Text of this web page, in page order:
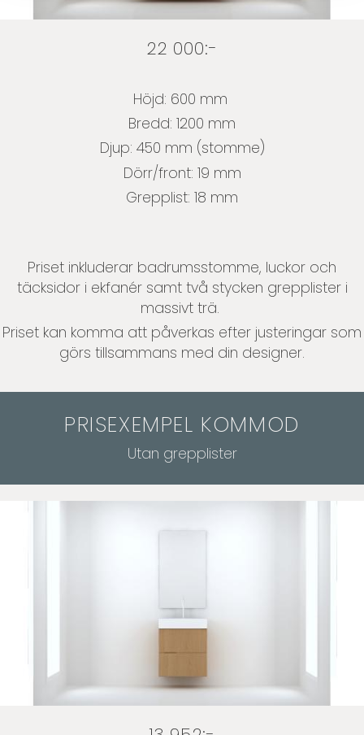
22 000:-
Höjd: 600 mm
Bredd: 1200 mm
Djup: 450 mm (stomme)
Dörr/front: 19 mm
Grepplist: 18 mm
Priset inkluderar badrumsstomme, luckor och
täcksidor i ekfanér samt två stycken grepplister i
massivt trä.
Priset kan komma att påverkas efter justeringar som
görs tillsammans med din designer.
PRISEXEMPEL KOMMOD
Utan grepplister